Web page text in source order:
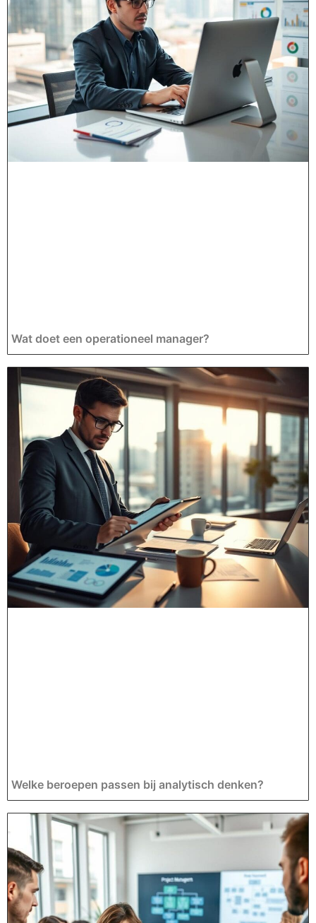
Wat doet een operationeel manager?
Welke beroepen passen bij analytisch denken?